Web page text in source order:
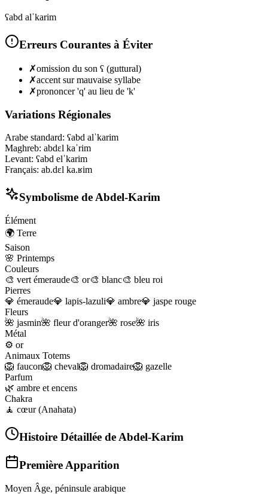
ʕabd alˈkarim
Erreurs Courantes à Éviter
✗omission du son ʕ (guttural)
✗accent sur mauvaise syllabe
✗prononcer 'q' au lieu de 'k'
Variations Régionales
Arabe standard: ʕabd alˈkarim
Maghreb: abdɛl kaˈrim
Levant: ʕabd elˈkarim
Français: ab.dɛl ka.ʁim
Symbolisme de Abdel-Karim
Élément
🌍 Terre
Saison
🌸 Printemps
Couleurs
🎨 vert émeraude🎨 or🎨 blanc🎨 bleu roi
Pierres
💎 émeraude💎 lapis-lazuli💎 ambre💎 jaspe rouge
Fleurs
🌺 jasmin🌺 fleur d'oranger🌺 rose🌺 iris
Métal
⚙️ or
Animaux Totems
🦁 faucon🦁 cheval🦁 dromadaire🦁 gazelle
Parfum
🌿 ambre et encens
Chakra
🧘 cœur (Anahata)
Histoire Détaillée de Abdel-Karim
Première Apparition
Moyen Âge, péninsule arabique